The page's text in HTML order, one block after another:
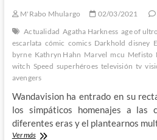
M'Rabo Mhulargo 02/03/2021
Actualidad Agatha Harkness age of
escarlata cómic comics Darkhold disney
byrne Kathryn Hahn Marvel mcu Mefisto
witch Speed superhéroes televisión tv
avengers
Wandavision ha entrado en su
los simpáticos homenajes a las
diferentes eras y el plantearnos
Ver másAnalizando